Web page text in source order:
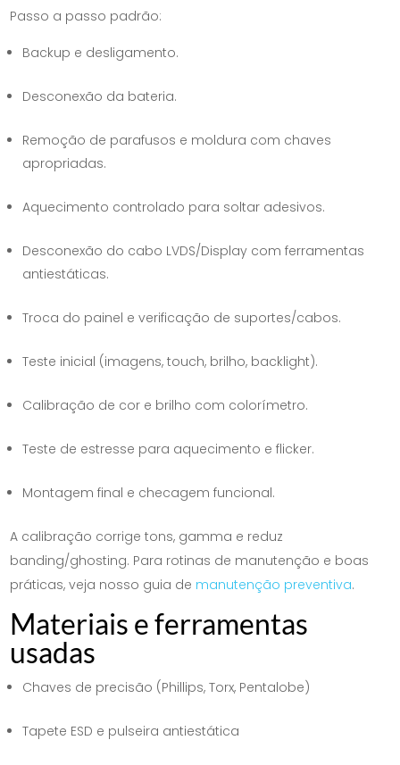
Passo a passo padrão:
Backup e desligamento.
Desconexão da bateria.
Remoção de parafusos e moldura com chaves
apropriadas.
Aquecimento controlado para soltar adesivos.
Desconexão do cabo LVDS/Display com ferramentas
antiestáticas.
Troca do painel e verificação de suportes/cabos.
Teste inicial (imagens, touch, brilho, backlight).
Calibração de cor e brilho com colorímetro.
Teste de estresse para aquecimento e flicker.
Montagem final e checagem funcional.
A calibração corrige tons, gamma e reduz
banding/ghosting. Para rotinas de manutenção e boas
práticas, veja nosso guia de manutenção preventiva.
Materiais e ferramentas
usadas
Chaves de precisão (Phillips, Torx, Pentalobe)
Tapete ESD e pulseira antiestática